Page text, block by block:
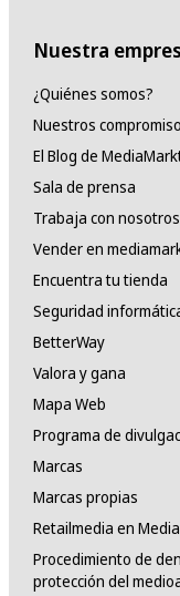
Nuestra
¿Quiénes somos?
Nuestros
El Blog de
Sala de prensa
Trabaja con nosotros
Vender en
Encuentra tu tienda
Seguridad
BetterWay
Valora y gana
Mapa Web
Programa de
Marcas
Marcas propias
Retailmedia en
Procedimiento de
protección del